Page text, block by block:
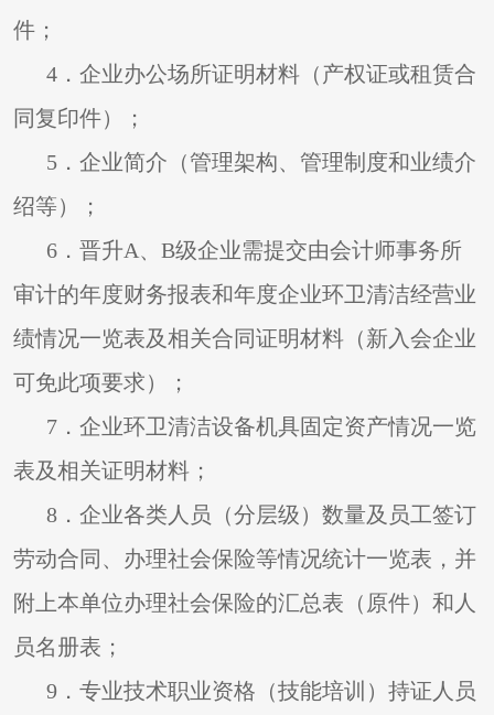
件；
4 ．企业办公场所证明材料（产权证或租赁合
同复印件）；
5 ．企业简介（管理架构、管理制度和业绩介
绍等）；
6 ．晋升A、B级企业需提交由会计师事务所
审计的年度财务报表和年度企业环卫清洁经营业
绩情况一览表及相关合同证明材料（新入会企业
可免此项要求）；
7 ．企业环卫清洁设备机具固定资产情况一览
表及相关证明材料；
8 ．企业各类人员（分层级）数量及员工签订
劳动合同、办理社会保险等情况统计一览表，并
附上本单位办理社会保险的汇总表（原件）和人
员名册表；
9 ．专业技术职业资格（技能培训）持证人员